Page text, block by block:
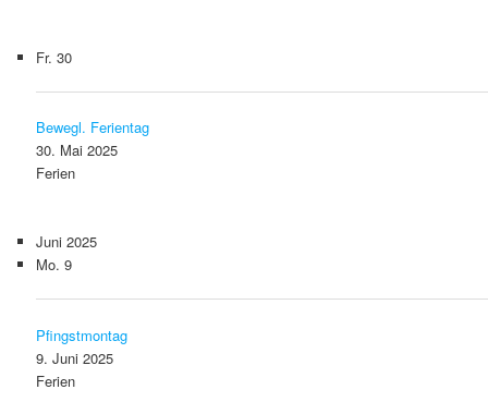
Fr. 30
Bewegl. Ferientag
30. Mai 2025
Ferien
Juni 2025
Mo. 9
Pfingstmontag
9. Juni 2025
Ferien